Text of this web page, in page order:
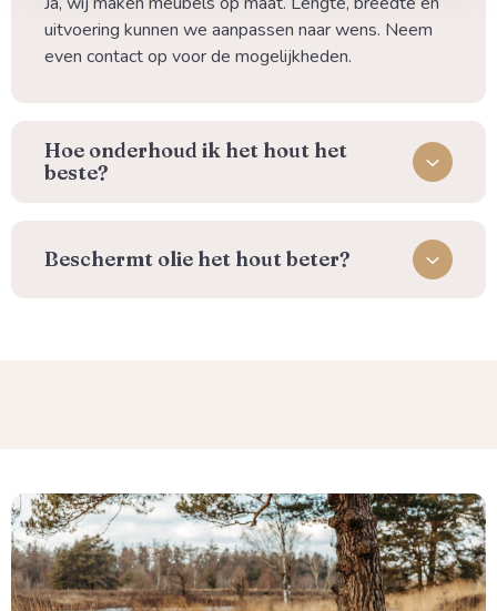
uitvoering kunnen we aanpassen naar wens. Neem
even contact op voor de mogelijkheden.
⁠Hoe onderhoud ik het hout het
beste?
Beschermt olie het hout beter?